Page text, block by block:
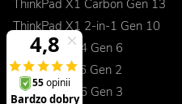
ThinkPad X1 Carbon Gen 13
ThinkPad X1 2-in-1 Gen 10
ThinkPad T14 Gen 6
ThinkPad L16 Gen 2
ThinkPad E16 Gen 3